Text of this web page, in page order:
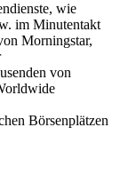
wie
im Minutentakt
Morningstar,
von
Börsenplätzen